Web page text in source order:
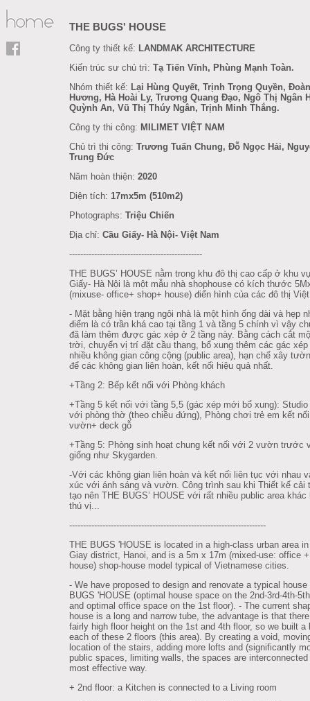
THE BUGS' HOUSE
Công ty thiết kế: LANDMAK ARCHITECTURE
Kiến trúc sư chủ trì: Tạ Tiến Vĩnh, Phùng Mạnh Toàn.
Nhóm thiết kế: Lại Hùng Quyết, Trịnh Trọng Quyền,
Hương, Hà Hoài Ly, Trương Quang Đạo, Ngô Thị Ngân
Quỳnh An, Vũ Thị Thúy Ngân, Trịnh Minh Thắng.
Công ty thi công: MILIMET VIỆT NAM
Chủ trì thi công: Trương Tuấn Chung, Đỗ Ngọc Hải,
Trung Đức
Năm hoàn thiện: 2020
Diện tích: 17mx5m (510m2)
Photographs: Triệu Chiến
Địa chỉ: Cầu Giấy- Hà Nội- Việt Nam
------------------------------------------------
THE BUGS’ HOUSE nằm trong khu đô thị cao cấp ở khu
Giấy- Hà Nội là một mẫu nhà shophouse có kích thước
(mixuse- office+ shop+ house) điển hình của các đô thị
- Mặt bằng hiện trạng ngôi nhà là một hình ống dài và hẹp
điểm là có trần khá cao tại tầng 1 và tầng 5 chính vì vậy
đã làm thêm được gác xép ở 2 tầng này. Bằng cách cắt
trời, chuyển vị trí đặt cầu thang, bổ xung thêm các gác xép
nhiều không gian công cộng (public area), hạn chế xây
để các không gian liên hoàn, kết nối hiệu quả nhất.
+Tầng 2: Bếp kết nối với Phòng khách
+Tầng 5 kết nối với tầng 5,5 (gác xép mới bổ xung):
với phòng thờ (theo chiều đứng), Phòng chơi trẻ em kết
vườn+ deck gỗ
+Tầng 5: Phòng sinh hoạt chung kết nối với 2 vườn trước
giống như Skygarden.
-Với các không gian liên hoàn và kết nối liên tục với nhau
xúc với ánh sáng và vườn. Công trình sau khi Thiết kế cải
tạo nên THE BUGS’ HOUSE với rất nhiều public area khác
thú vị...
-----------------------------------------------------------------------
THE BUGS 'HOUSE is located in a high-class urban area
Giay district, Hanoi, and is a 5m x 17m (mixed-use: office
house) shop-house model typical of Vietnamese cities.
- We have proposed to design and renovate a typical house
BUGS 'HOUSE (optimal house space on the 2nd-3rd-4th-
and optimal office space on the 1st floor). - The current
house is a long and narrow tube, the advantage is that
fairly high floor height on the 1st and 4th floor, so we built a
each of these 2 floors (this area). By creating a void,
location of the stairs, adding more lofts and (significantly
public spaces, limiting walls, the spaces are
most effective way.
+ 2nd floor: a Kitchen is connected to a Living room